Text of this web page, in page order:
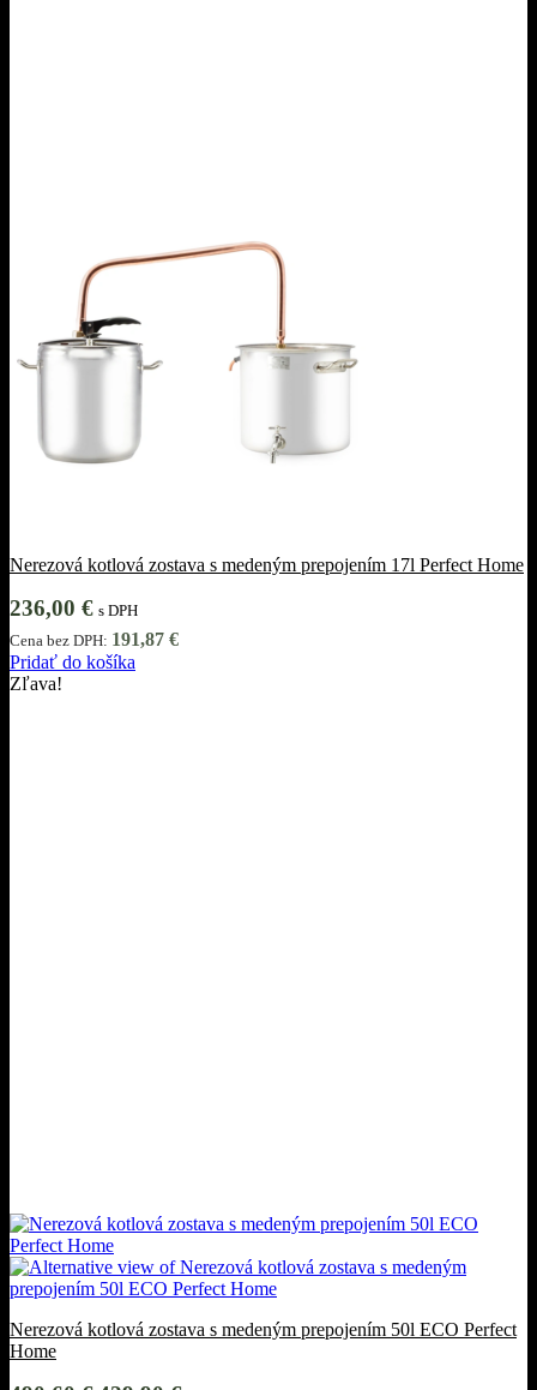
Nerezová kotlová zostava s medeným prepojením 17l Perfect Home
236,00 € s DPH
Cena bez DPH: 191,87 €
Pridať do košíka
Zľava!
Nerezová kotlová zostava s medeným prepojením 50l ECO Perfect
Home